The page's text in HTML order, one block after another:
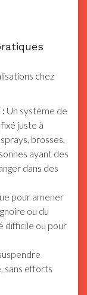
chez
Un système de
juste à
brosses,
ayant des
dans des
pour amener
ou du
difficile ou pour
sans efforts